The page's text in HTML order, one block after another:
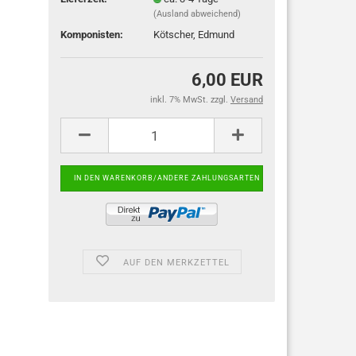
(Ausland abweichend)
Komponisten: Kötscher, Edmund
6,00 EUR
inkl. 7% MwSt. zzgl. Versand
AUF DEN MERKZETTEL